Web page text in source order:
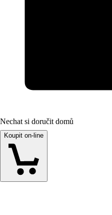
Nechat si doručit domů
Koupit on-line